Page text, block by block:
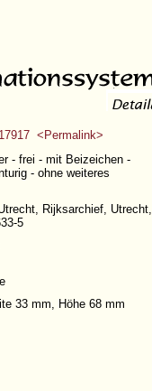
<Permalink>
- frei - mit Beizeichen -
- ohne weiteres
Rijksarchief, Utrecht,
5
33 mm, Höhe 68 mm